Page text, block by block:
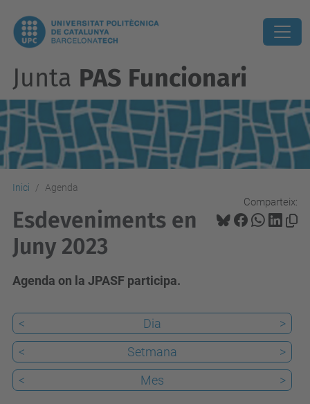
Junta PAS Funcionari
Inici Agenda
Comparteix:
Esdeveniments en
Juny 2023
Agenda on la JPASF participa.
< Dia
>
<
Setmana
>
<
Mes >